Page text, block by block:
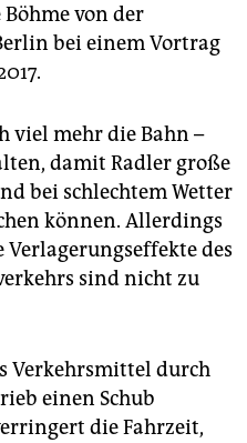
von der
bei einem Vortrag
viel mehr die Bahn –
damit Radler große
bei schlechtem Wetter
können. Allerdings
Verlagerungseffekte des
sind nicht zu
Verkehrsmittel durch
einen Schub
die Fahrzeit,